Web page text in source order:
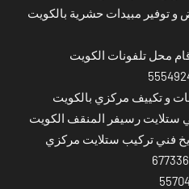
توفير مبيدات حشرية بالكويت
محل تلفونات الكويت
و تكييف مركزي بالكويت
ستلايت رسيفر المنقف الكويت
فني تركيب ستلايت مركزي